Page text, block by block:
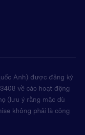
Anh) được đăng ký
về các hoạt động
(lưu ý rằng mặc dù
không phải là công